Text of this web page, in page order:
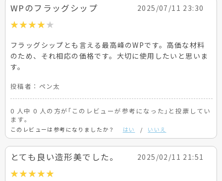
WPのフラッグシップ 2025/07/11 23:30
フラッグシップとも言える最高峰のWPです。高価な材料
のため、それ相応の価格です。大切に使用したいと思いま
す。
投稿者： ペン太
0 人中 0 人の方が｢このレビューが参考になった｣と投票してい
ます。
このレビューは参考になりましたか？ はい / いいえ
とても良い造形美でした。 2025/02/11 21:51